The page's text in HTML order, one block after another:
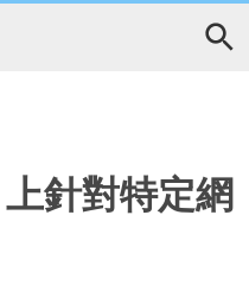
針對特定網